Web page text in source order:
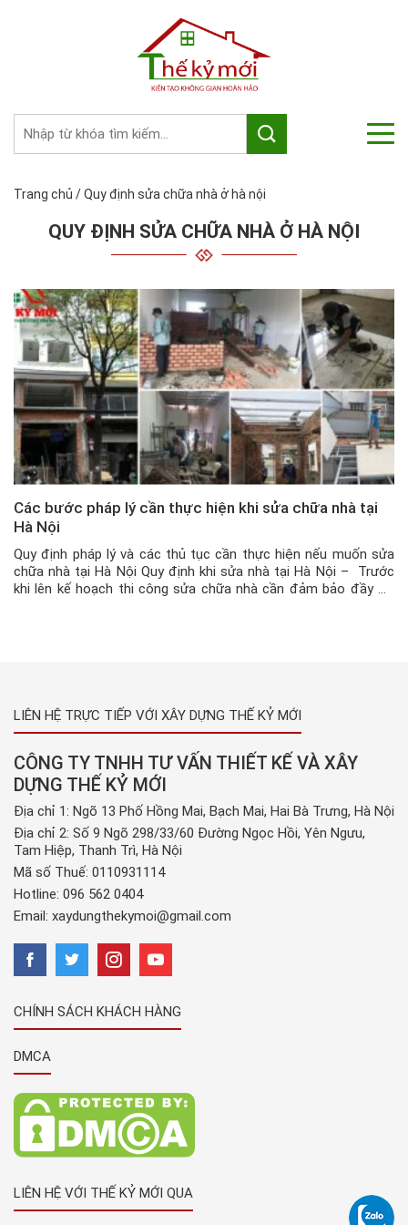
Trang chủ /Quy định sửa chữa nhà ở hà nội
QUY ĐỊNH SỬA CHỮA NHÀ Ở HÀ NỘI
Các bước pháp lý cần thực hiện khi sửa chữa nhà tại
Hà Nội
Quy định pháp lý và các thủ tục cần thực hiện nếu muốn sửa
chữa nhà tại Hà Nội Quy định khi sửa nhà tại Hà Nội – Trước
khi lên kế hoạch thi công sửa chữa nhà cần đảm bảo đầy đủ
LIÊN HỆ TRỰC TIẾP VỚI XÂY DỰNG THẾ KỶ MỚI
CÔNG TY TNHH TƯ VẤN THIẾT KẾ VÀ XÂY
DỰNG THẾ KỶ MỚI
Địa chỉ 1: Ngõ 13 Phố Hồng Mai, Bạch Mai, Hai Bà Trưng, Hà Nội
Địa chỉ 2: Số 9 Ngõ 298/33/60 Đường Ngọc Hồi, Yên Ngưu,
Tam Hiệp, Thanh Trì, Hà Nội
Mã số Thuế: 0110931114
Hotline: 096 562 0404
Email: xaydungthekymoi@gmail.com
CHÍNH SÁCH KHÁCH HÀNG
DMCA
LIÊN HỆ VỚI THẾ KỶ MỚI QUA